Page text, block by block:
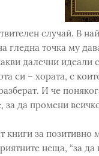
случай. В
гледна точка му
далечни
си – хората, с
И че
за да промени
книги за
неща, “за